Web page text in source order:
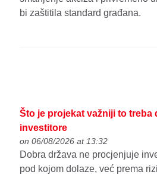
bi zaštitila standard građana.
Što je projekat važniji to treba
investitore
on 06/08/2026 at 13:32
Dobra država ne procjenjuje
pod kojom dolaze, već prema